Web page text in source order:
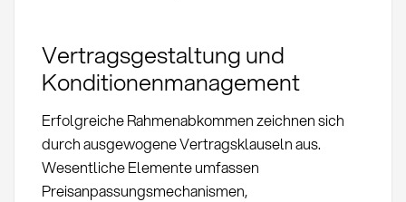
Vertragsgestaltung und
Konditionenmanagement
Erfolgreiche Rahmenabkommen zeichnen sich
durch ausgewogene Vertragsklauseln aus.
Wesentliche Elemente umfassen
Preisanpassungsmechanismen,